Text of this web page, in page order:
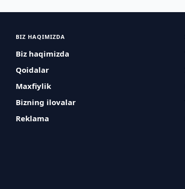
BIZ HAQIMIZDA
Biz haqimizda
Qoidalar
Maxfiylik
Bizning ilovalar
Reklama